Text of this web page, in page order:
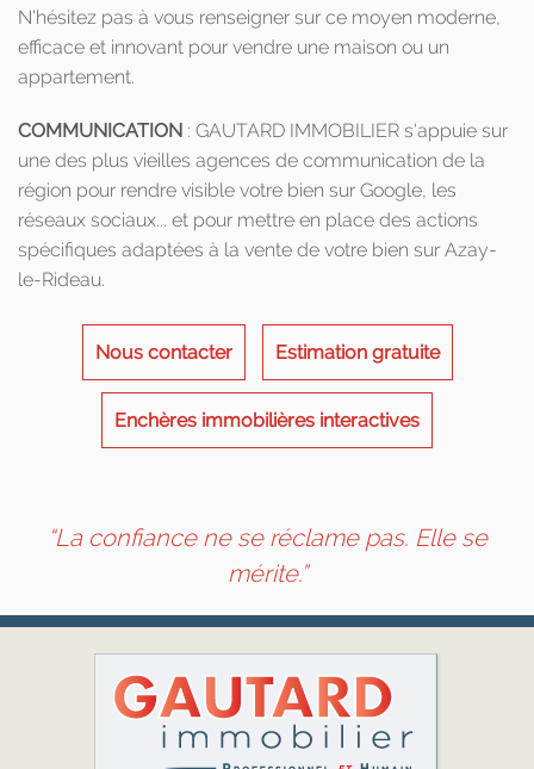
N'hésitez pas à vous renseigner sur ce moyen moderne,
efficace et innovant pour vendre une maison ou un
appartement.
COMMUNICATION : GAUTARD IMMOBILIER s'appuie sur
une des plus vieilles agences de communication de la
région pour rendre visible votre bien sur Google, les
réseaux sociaux... et pour mettre en place des actions
spécifiques adaptées à la vente de votre bien sur Azay-
le-Rideau.
Nous contacter Estimation gratuite
Enchères immobilières interactives
“La confiance ne se réclame pas. Elle se
mérite.”